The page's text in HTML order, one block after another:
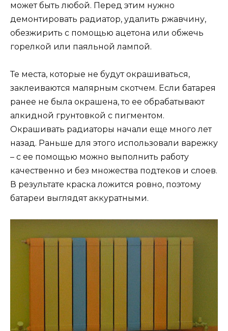
может быть любой. Перед этим нужно
демонтировать радиатор, удалить ржавчину,
обезжирить с помощью ацетона или обжечь
горелкой или паяльной лампой.
Те места, которые не будут окрашиваться,
заклеиваются малярным скотчем. Если батарея
ранее не была окрашена, то ее обрабатывают
алкидной грунтовкой с пигментом.
Окрашивать радиаторы начали еще много лет
назад. Раньше для этого использовали варежку
– с ее помощью можно выполнить работу
качественно и без множества подтеков и слоев.
В результате краска ложится ровно, поэтому
батареи выглядят аккуратными.